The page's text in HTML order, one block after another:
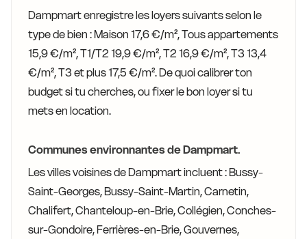
Dampmart enregistre les loyers suivants selon le
type de bien : Maison 17,6 €/m², Tous appartements
15,9 €/m², T1/T2 19,9 €/m², T2 16,9 €/m², T3 13,4
€/m², T3 et plus 17,5 €/m². De quoi calibrer ton
budget si tu cherches, ou fixer le bon loyer si tu
mets en location.
Communes environnantes de Dampmart.
Les villes voisines de Dampmart incluent : Bussy-
Saint-Georges, Bussy-Saint-Martin, Carnetin,
Chalifert, Chanteloup-en-Brie, Collégien, Conches-
sur-Gondoire, Ferrières-en-Brie, Gouvernes,